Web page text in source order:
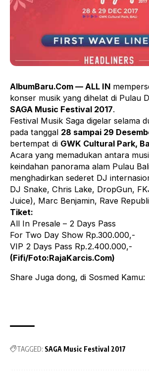
AlbumBaru.Com — ALL IN
konser musik yang dihelat di Pulau
SAGA Music Festival 2017.
Festival Musik Saga digelar selama
pada tanggal 28 sampai 29
bertempat di GWK Cultural Park,
Acara yang memadukan antara
keindahan panorama alam Pulau
menghadirkan sederet DJ
DJ Snake, Chris Lake, DropGun,
Juice), Marc Benjamin, Rave
Tiket:
All In Presale – 2 Days Pass
For Two Day Show Rp.300.000,-
VIP 2 Days Pass Rp.2.400.000,-
(Fifi/Foto:RajaKarcis.Com)
Share Juga dong, di Sosmed Kamu:
TAGGED: SAGA Music Festival 2017